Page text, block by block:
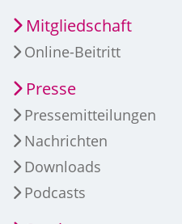
Mitgliedschaft
Online-Beitritt
Presse
Pressemitteilungen
Nachrichten
Downloads
Podcasts